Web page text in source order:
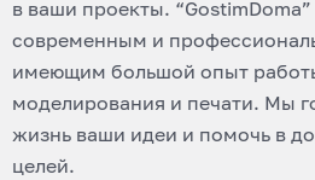
в ваши проекты. “GostimDoma”
современным и
имеющим большой опыт
моделирования и печати. Мы
жизнь ваши идеи и помочь в
целей.